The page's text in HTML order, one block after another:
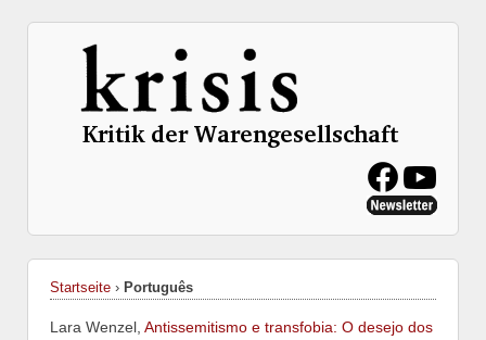
Startseite › Português
Lara Wenzel, Antissemitismo e transfobia: O desejo dos